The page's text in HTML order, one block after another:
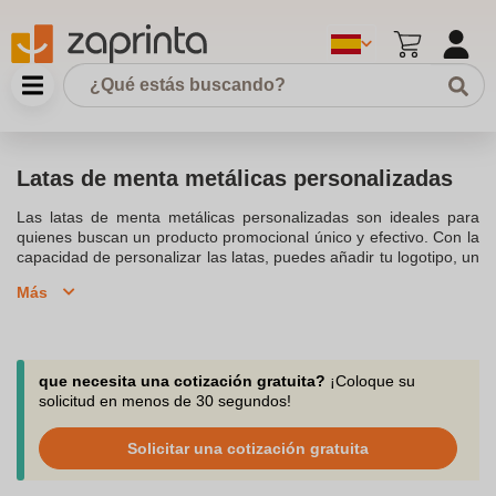
Latas de menta metálicas personalizadas
Las latas de menta metálicas personalizadas son ideales para
quienes buscan un producto promocional único y efectivo. Con la
capacidad de personalizar las latas, puedes añadir tu logotipo, un
Estas latas, que pueden ser de hojalata o lata de metal, son
son un excelente obsequio en eventos, ferias o como regalos
publicitarios. El embalaje puede incluir una tapa deslizante,
haciendo que el acceso a las pastillas de menta sea sencillo y
todo color o digital, asegurando que tu logotipo destaque. Este
tipo de productos de alta calidad no solo son estéticamente
agradables, sino también prácticos, ya que permiten guardar
Más
que necesita una cotización gratuita? ¡Coloque su
solicitud en menos de 30 segundos!
Solicitar una cotización gratuita